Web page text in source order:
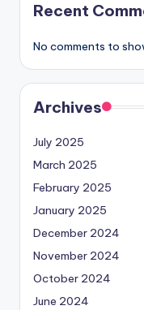
Recent
No comments to
Archives
July 2025
March 2025
February 2025
January 2025
December 2024
November 2024
October 2024
June 2024